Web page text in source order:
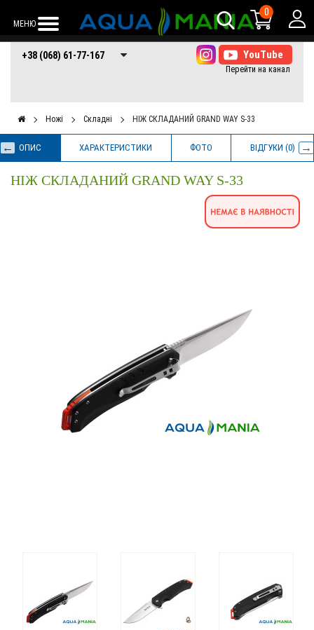
МЕНЮ
0
+38 (068) 61-77-
167
+38 (066) 61-77-+38 (073) 61-77-
167
+38 (068) 61-77-167
Ножі Складні НІЖ СКЛАДАНИЙ GRAND WAY S-33
ОПИС ХАРАКТЕРИСТИКИ ФОТО ВІДГУКИ (0)
НІЖ СКЛАДАНИЙ GRAND WAY S-33